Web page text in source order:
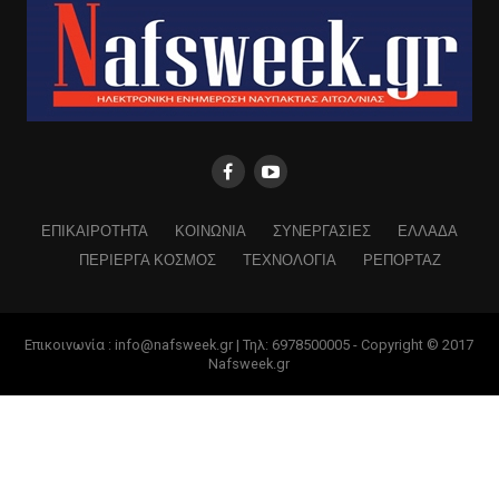
ΕΠΙΚΑΙΡΟΤΗΤΑ ΚΟΙΝΩΝΙΑ ΣΥΝΕΡΓΑΣΙΕΣ
ΕΛΛΑΔΑ
ΠΕΡΙΕΡΓΑ ΚΟΣΜΟΣ
ΤΕΧΝΟΛΟΓΙΑ ΡΕΠΟΡΤΑΖ
Επικοινωνία : info@nafsweek.gr | Τηλ: 6978500005 - Copyright © 2017
Nafsweek.gr